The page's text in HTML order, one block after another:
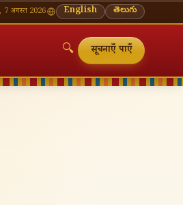
🪔 श्रावण मास — प्रत्येक सोमवार शिवालय दर्शन
7 अगस्त 2026 English తెలుగు
🔍 सूचनाएँ पाएँ